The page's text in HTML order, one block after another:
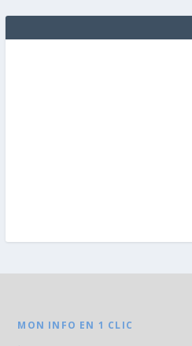
MON INFO EN 1 CLIC